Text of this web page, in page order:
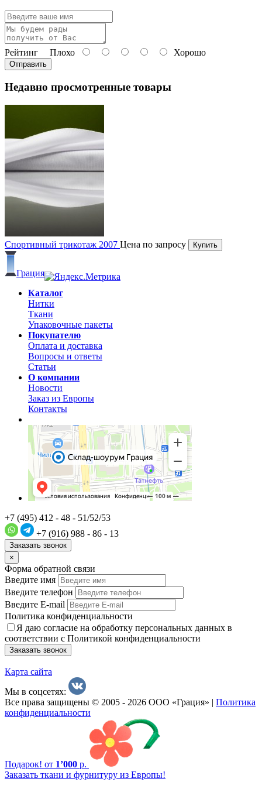
Рейтинг Плохо Хорошо
Отправить
Недавно просмотренные товары
Спортивный трикотаж 2007 Цена по запросу Купить
Грация
Каталог
Нитки
Ткани
Упаковочные пакеты
Покупателю
Оплата и доставка
Вопросы и ответы
Статьи
О компании
Новости
Заказ из Европы
Контакты
+7 (495) 412 - 48 - 51/52/53
+7 (916) 988 - 86 - 13
Заказать звонок
×
Форма обратной связи
Введите имя
Введите телефон
Введите E-mail
Политика конфиденциальности
Я даю согласие на обработку персональных данных в
соответствии с Политикой конфиденциальности
Заказать звонок
Карта сайта
Мы в соцсетях:
Все права защищены © 2005 - 2026 ООО «Грация» | Политика
конфиденциальности
Подарок! от 1’000 р.
Заказать ткани и фурнитуру из Европы!